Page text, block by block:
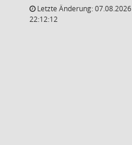
Letzte Änderung: 07.08.2026
22:12:12